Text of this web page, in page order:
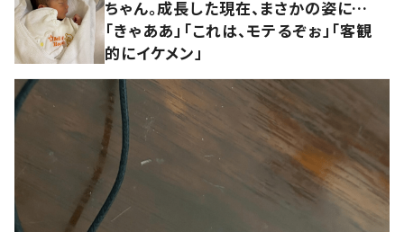
ちゃん。成長した現在、まさかの姿に…
「きゃああ」「これは、モテるぞぉ」「客観
的にイケメン」